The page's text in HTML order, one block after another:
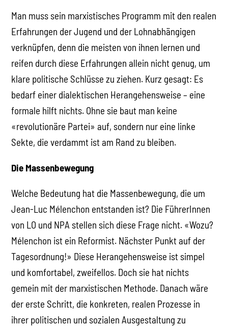
Man muss sein marxistisches Programm mit den realen
Erfahrungen der Jugend und der Lohnabhängigen
verknüpfen, denn die meisten von ihnen lernen und
reifen durch diese Erfahrungen allein nicht genug, um
klare politische Schlüsse zu ziehen. Kurz gesagt: Es
bedarf einer dialektischen Herangehensweise – eine
formale hilft nichts. Ohne sie baut man keine
«revolutionäre Partei» auf, sondern nur eine linke
Sekte, die verdammt ist am Rand zu bleiben.
Die Massenbewegung
Welche Bedeutung hat die Massenbewegung, die um
Jean-Luc Mélenchon entstanden ist? Die FührerInnen
von LO und NPA stellen sich diese Frage nicht. «Wozu?
Mélenchon ist ein Reformist. Nächster Punkt auf der
Tagesordnung!» Diese Herangehensweise ist simpel
und komfortabel, zweifellos. Doch sie hat nichts
gemein mit der marxistischen Methode. Danach wäre
der erste Schritt, die konkreten, realen Prozesse in
ihrer politischen und sozialen Ausgestaltung zu